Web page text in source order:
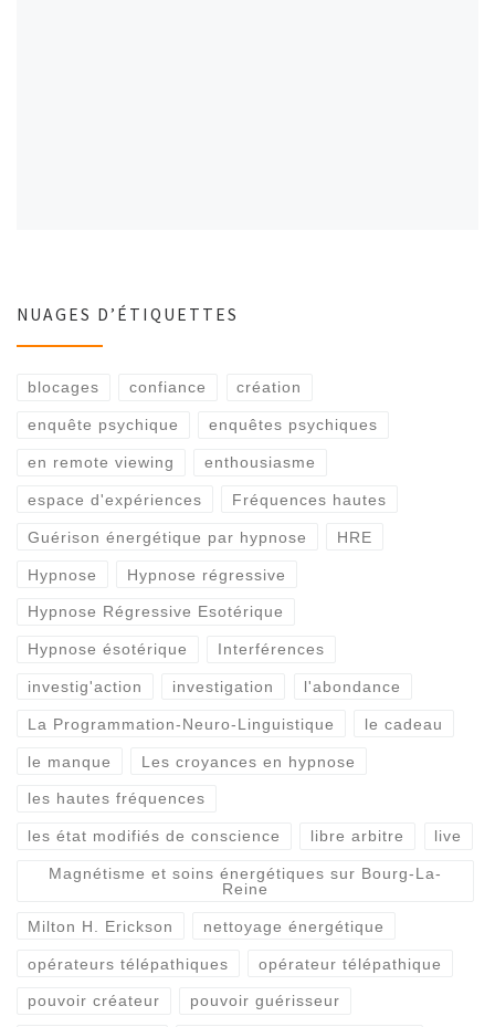
NUAGES D’ÉTIQUETTES
blocages confiance création
enquête psychique enquêtes psychiques
en remote viewing enthousiasme
espace d'expériences Fréquences hautes
Guérison énergétique par hypnose HRE
Hypnose Hypnose régressive
Hypnose Régressive Esotérique
Hypnose ésotérique Interférences
investig'action investigation l'abondance
La Programmation-Neuro-Linguistique le cadeau
le manque Les croyances en hypnose
les hautes fréquences
les état modifiés de conscience libre arbitre live
Magnétisme et soins énergétiques sur Bourg-La-
Reine
Milton H. Erickson nettoyage énergétique
opérateurs télépathiques opérateur télépathique
pouvoir créateur pouvoir guérisseur